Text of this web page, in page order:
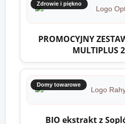
Zdrowie i piękno
PROMOCYJNY
MULTIPLUS
Domy towarowe
BIO ekstrakt z